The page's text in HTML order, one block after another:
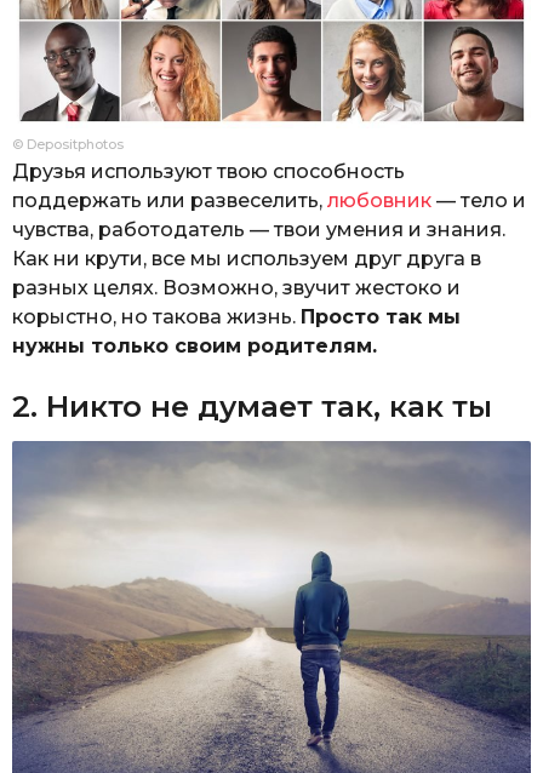
© Depositphotos
Друзья используют твою способность
поддержать или развеселить, любовник — тело и
чувства, работодатель — твои умения и знания.
Как ни крути, все мы используем друг друга в
разных целях. Возможно, звучит жестоко и
корыстно, но такова жизнь. Просто так мы
нужны только своим родителям.
2. Никто не думает так, как ты